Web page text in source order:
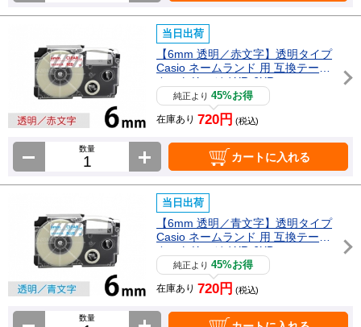
当日出荷
【6mm 透明／赤文字】透明タイプ
Casio ネームランド 用 互換テープ
カートリッジ / XR-6XR
純正より45%お得
在庫あり 720円 (税込)
数量
カートに入れる
当日出荷
【6mm 透明／青文字】透明タイプ
Casio ネームランド 用 互換テープ
カートリッジ / XR-6XB
純正より45%お得
在庫あり 720円 (税込)
数量